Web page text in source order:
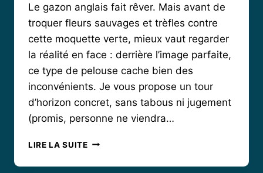
Le gazon anglais fait rêver. Mais avant de
troquer fleurs sauvages et trèfles contre
cette moquette verte, mieux vaut regarder
la réalité en face : derrière l’image parfaite,
ce type de pelouse cache bien des
inconvénients. Je vous propose un tour
d’horizon concret, sans tabous ni jugement
(promis, personne ne viendra…
LIRE LA SUITEPOURQUOI
GAZON